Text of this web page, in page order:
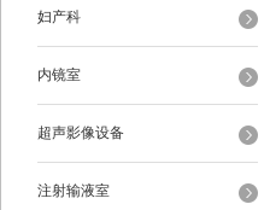
妇产科
内镜室
超声影像设备
注射输液室